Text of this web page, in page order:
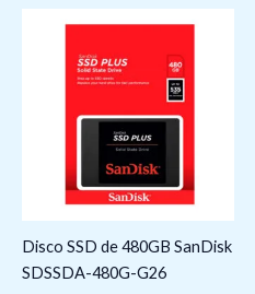
Disco SSD de 480GB SanDisk
SDSSDA-480G-G26